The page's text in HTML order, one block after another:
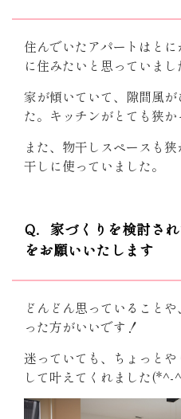
住んでいたアパートはと
に住みたいと思っていまし
家が傾いていて、隙間風
た。キッチンがとても狭か
また、物干しスペースも
干しに使っていました。
Q．家づくりを検討さ
をお願いいたします
どんどん思っていること
った方がいいです！
迷っていても、ちょっと
して叶えてくれました(*^-